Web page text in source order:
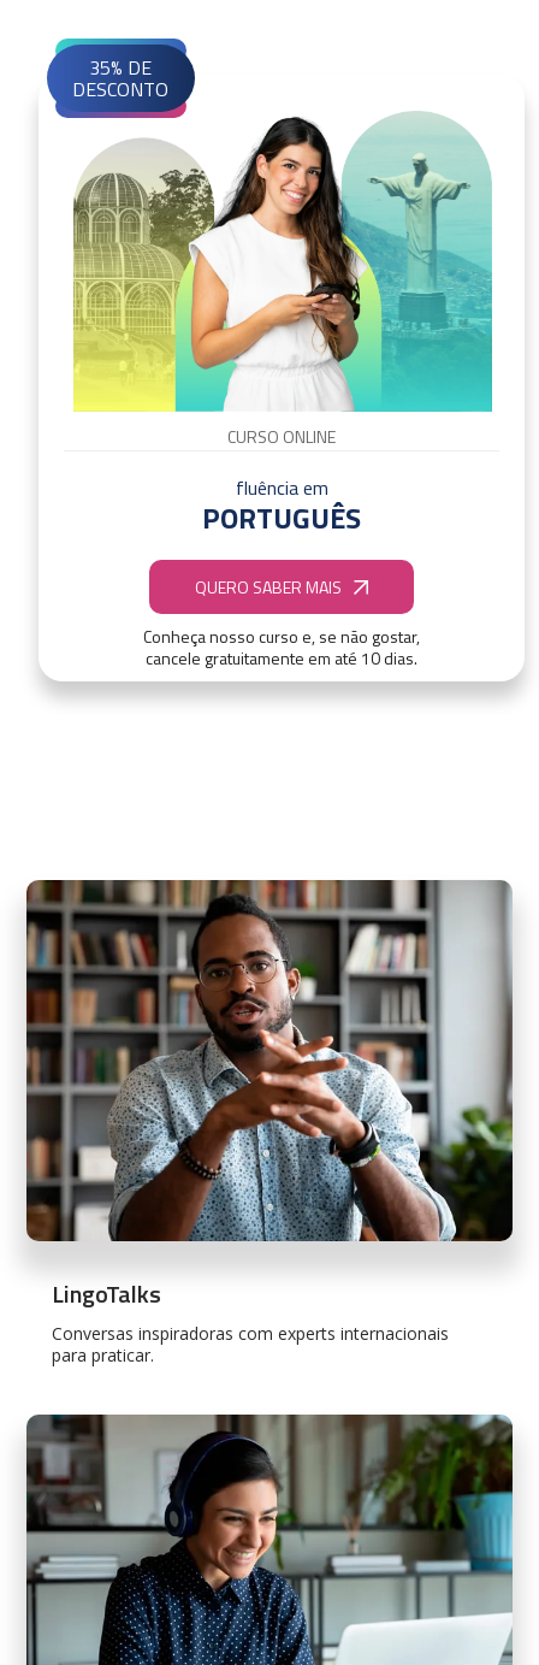
CURSO ONLINE
fluência em
PORTUGUÊS
QUERO SABER MAIS
Conheça nosso curso e, se não gostar,
cancele gratuitamente em até 10 dias.
35% DE
DESCONTO
LingoTalks
Conversas inspiradoras com experts internacionais
para praticar.